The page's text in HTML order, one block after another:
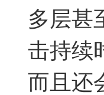
多层甚
击持续
而且还